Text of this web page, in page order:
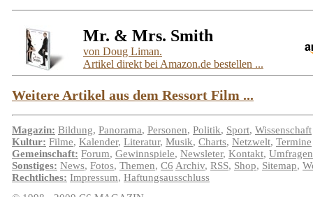
Mr. & Mrs. Smith
von Doug Liman.
Artikel direkt bei Amazon.de bestellen ...
Weitere Artikel aus dem Ressort Film ...
Magazin: Bildung, Panorama, Personen, Politik, Sport, Wissenschaft
Kultur: Filme, Kalender, Literatur, Musik, Charts, Netzwelt, Termine
Gemeinschaft: Forum, Gewinnspiele, Newsleter, Kontakt, Umfragen
Sonstiges: News, Fotos, Themen, C6 Archiv, RSS, Shop, Sitemap,
Rechtliches: Impressum, Haftungsausschluss